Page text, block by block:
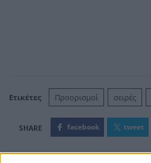
Ετικέτες Προορισμοί σειρές
facebook tweet